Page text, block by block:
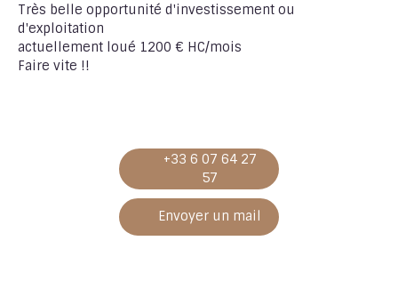
Très belle opportunité d'investissement ou
d'exploitation
actuellement loué 1200 € HC/mois
Faire vite !!
+33 6 07 64 27
57
Envoyer un mail